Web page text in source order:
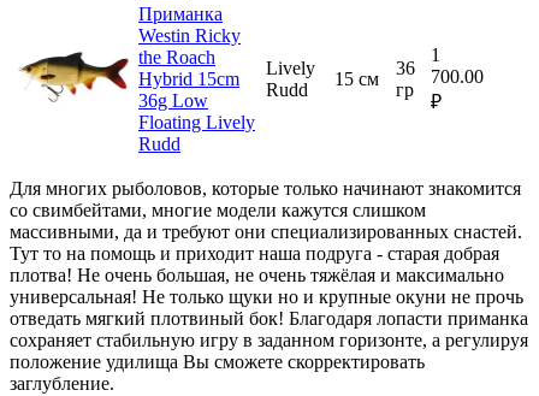
Приманка
Westin Ricky
the Roach
Hybrid 15cm
36g Low
Floating Lively
Rudd
Lively
Rudd
15 см
36
гр
1
700.00
₽
Для многих рыболовов, которые только начинают знакомится
со свимбейтами, многие модели кажутся слишком
массивными, да и требуют они специализированных снастей.
Тут то на помощь и приходит наша подруга - старая добрая
плотва! Не очень большая, не очень тяжёлая и максимально
универсальная! Не только щуки но и крупные окуни не прочь
отведать мягкий плотвиный бок! Благодаря лопасти приманка
сохраняет стабильную игру в заданном горизонте, а регулируя
положение удилища Вы сможете скорректировать
заглубление.